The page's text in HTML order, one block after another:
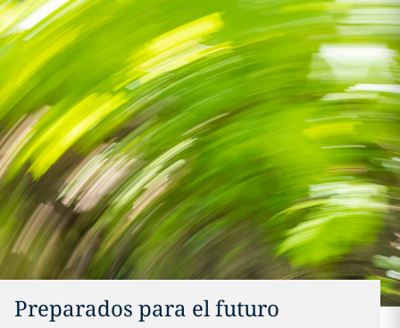
Preparados para el futuro